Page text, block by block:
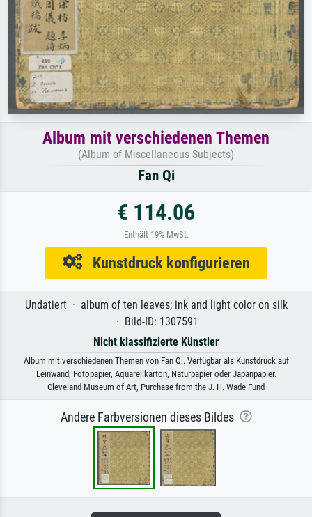
Album mit verschiedenen Themen
(Album of Miscellaneous Subjects)
Fan Qi
€ 114.06
Enthält 19% MwSt.
Kunstdruck konfigurieren
Undatiert · album of ten leaves; ink and light color on silk
· Bild-ID: 1307591
Nicht klassifizierte Künstler
Album mit verschiedenen Themen von Fan Qi. Verfügbar als Kunstdruck auf
Leinwand, Fotopapier, Aquarellkarton, Naturpapier oder Japanpapier.
Cleveland Museum of Art, Purchase from the J. H. Wade Fund
Andere Farbversionen dieses Bildes